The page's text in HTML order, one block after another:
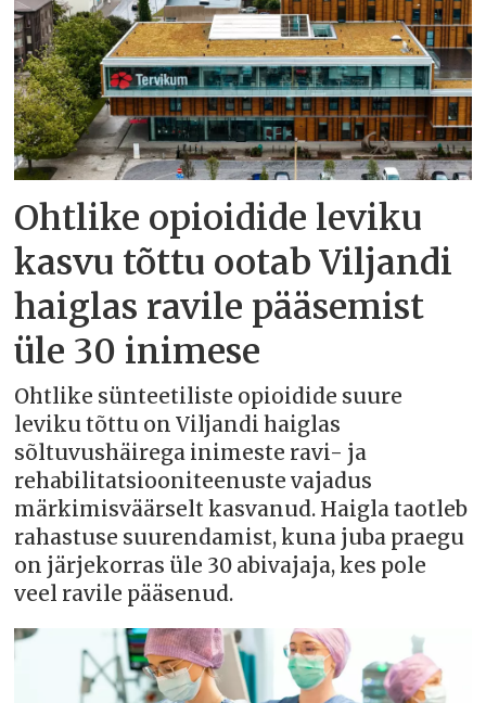
Ohtlike opioidide leviku
kasvu tõttu ootab Viljandi
haiglas ravile pääsemist
üle 30 inimese
Ohtlike sünteetiliste opioidide suure
leviku tõttu on Viljandi haiglas
sõltuvushäirega inimeste ravi- ja
rehabilitatsiooniteenuste vajadus
märkimisväärselt kasvanud. Haigla taotleb
rahastuse suurendamist, kuna juba praegu
on järjekorras üle 30 abivajaja, kes pole
veel ravile pääsenud.